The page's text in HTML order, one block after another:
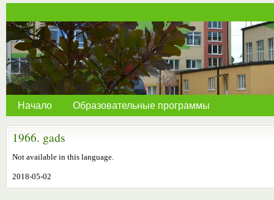
Начало Образовательные программы
1966. gads
Not available in this language.
2018-05-02